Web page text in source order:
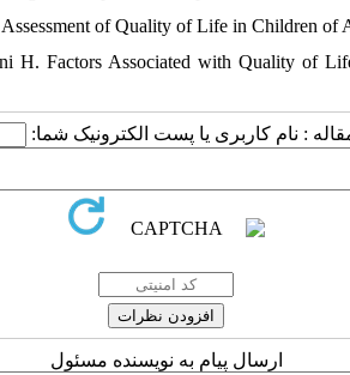
of Quality of Life in Children of
H. Factors Associated with Quality of
: نام کاربری یا پست الکترونیک شما:
ارسال پیام به نویسنده مسئول